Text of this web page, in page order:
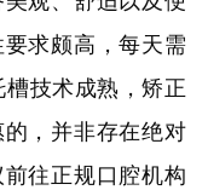
求颇高，每天需
技术成熟，矫正
，并非存在绝对
往正规口腔机构